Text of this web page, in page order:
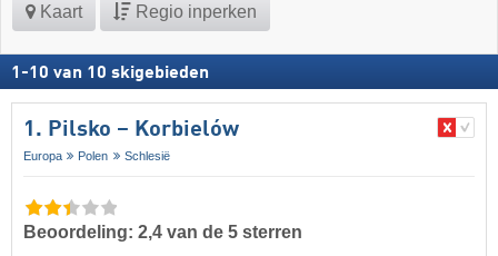
Kaart Regio inperken
1 -10 van 10 skigebieden
1. Pilsko – Korbielów
Europa Polen Schlesië
Beoordeling: 2,4 van de 5 sterren